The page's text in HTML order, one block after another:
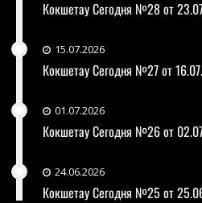
Кокшетау Сегодня №28 от
15.07.2026
Кокшетау Сегодня №27 от
01.07.2026
Кокшетау Сегодня №26 от
24.06.2026
Кокшетау Сегодня №25 от